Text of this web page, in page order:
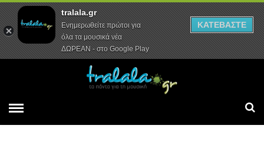
Αρχική Συνεντεύξεις Ρεπορτάζ
tralala.gr
Ενημερωθείτε πρώτοι για
όλα τα μουσικά νέα
ΔΩΡΕΑΝ - στο Google Play
ΚΑΤΕΒΑΣΤΕ